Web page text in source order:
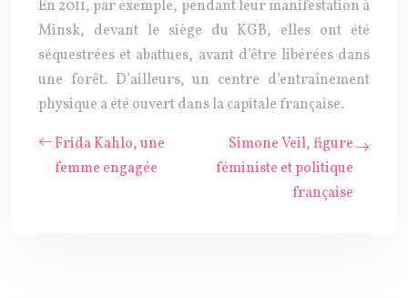
En 2011, par exemple, pendant leur manifestation à
Minsk, devant le siège du KGB, elles ont été
séquestrées et abattues, avant d’être libérées dans
une forêt. D’ailleurs, un centre d’entraînement
physique a été ouvert dans la capitale française.
Frida Kahlo, une
femme engagée
Simone Veil, figure
féministe et politique
française